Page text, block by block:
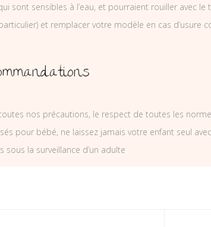
sont sensibles à l’eau, et pourraient rouiller avec le
et remplacer votre modèle en cas d’usure
nos précautions, le respect de toutes les
pour bébé, ne laissez jamais votre enfant seul
sous la surveillance d’un adulte